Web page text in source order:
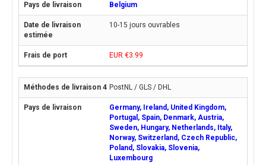
Belgium
10-15 jours ouvrables
EUR €3.99
PostNL / GLS / DHL
Germany, Ireland, United Kingdom,
Portugal, Spain, Denmark, Austria,
Sweden, Hungary, Netherlands, Italy,
Norway, Switzerland, Czech Republic,
Poland, Slovakia, Slovenia,
Luxembourg